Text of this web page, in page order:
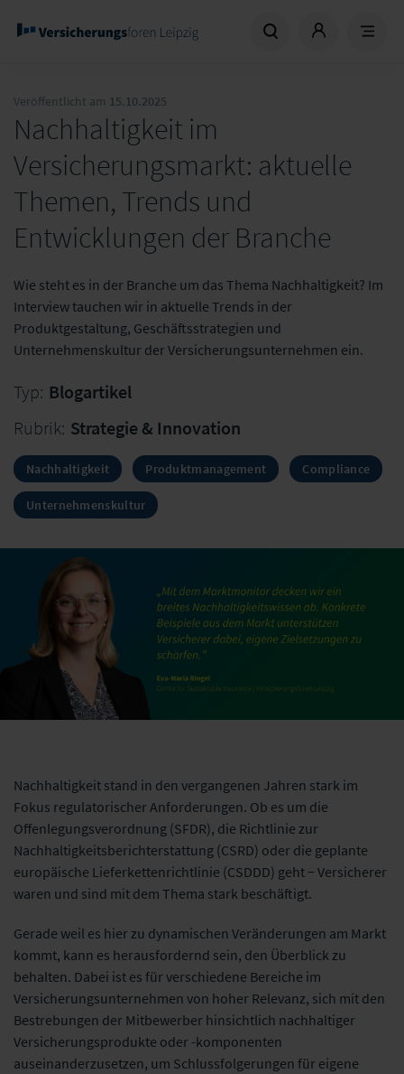
Veröffentlicht am 15.10.2025
Nachhaltigkeit im
Versicherungsmarkt: aktuelle
Themen, Trends und
Entwicklungen der Branche
Wie steht es in der Branche um das Thema Nachhaltigkeit? Im
Interview tauchen wir in aktuelle Trends in der
Produktgestaltung, Geschäftsstrategien und
Unternehmenskultur der Versicherungsunternehmen ein.
Typ: Blogartikel
Rubrik: Strategie & Innovation
Nachhaltigkeit Produktmanagement Compliance
Unternehmenskultur
Nachhaltigkeit stand in den vergangenen Jahren stark im
Fokus regulatorischer Anforderungen. Ob es um die
Offenlegungsverordnung (SFDR), die Richtlinie zur
Nachhaltigkeitsberichterstattung (CSRD) oder die geplante
europäische Lieferkettenrichtlinie (CSDDD) geht − Versicherer
waren und sind mit dem Thema stark beschäftigt.
Gerade weil es hier zu dynamischen Veränderungen am Markt
kommt, kann es herausfordernd sein, den Überblick zu
behalten. Dabei ist es für verschiedene Bereiche im
Versicherungsunternehmen von hoher Relevanz, sich mit den
Bestrebungen der Mitbewerber hinsichtlich nachhaltiger
Versicherungsprodukte oder -komponenten
auseinanderzusetzen, um Schlussfolgerungen für eigene